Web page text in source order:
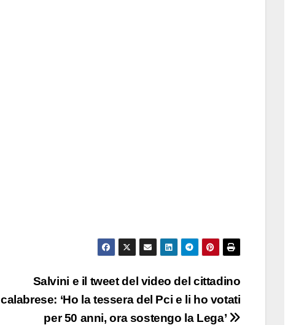
Salvini e il tweet del video del cittadino
calabrese: ‘Ho la tessera del Pci e li ho votati
per 50 anni, ora sostengo la Lega’